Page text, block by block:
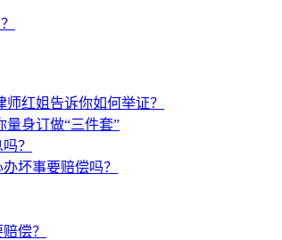
师红姐告诉你如何举证？
量身订做“三件套”
？
坏事要赔偿吗？
偿？